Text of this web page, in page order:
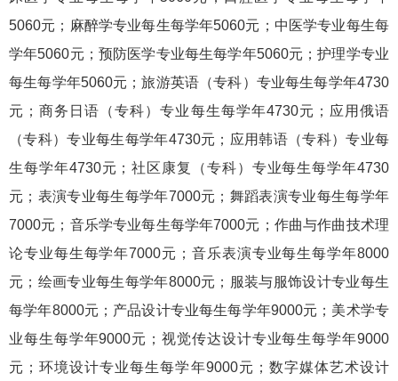
5060元；麻醉学专业每生每学年5060元；中医学专业每生每
学年5060元；预防医学专业每生每学年5060元；护理学专业
每生每学年5060元；旅游英语（专科）专业每生每学年4730
元；商务日语（专科）专业每生每学年4730元；应用俄语
（专科）专业每生每学年4730元；应用韩语（专科）专业每
生每学年4730元；社区康复（专科）专业每生每学年4730
元；表演专业每生每学年7000元；舞蹈表演专业每生每学年
7000元；音乐学专业每生每学年7000元；作曲与作曲技术理
论专业每生每学年7000元；音乐表演专业每生每学年8000
元；绘画专业每生每学年8000元；服装与服饰设计专业每生
每学年8000元；产品设计专业每生每学年9000元；美术学专
业每生每学年9000元；视觉传达设计专业每生每学年9000
元；环境设计专业每生每学年9000元；数字媒体艺术设计